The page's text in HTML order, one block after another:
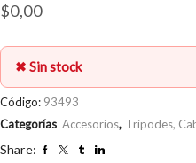
$0,00
✖ Sin stock
Código: 93493
Categorías Accesorios, Tripodes,
Share: